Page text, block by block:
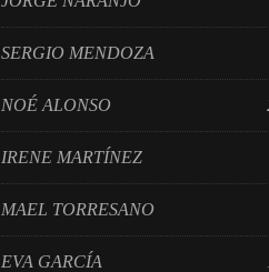
SERGIO MENDOZA
NOÉ ALONSO
IRENE MARTÍNEZ
MAEL TORRESANO
EVA GARCÍA